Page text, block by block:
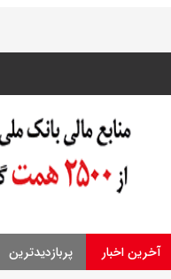
آخرین اخبار پربازدیدترین